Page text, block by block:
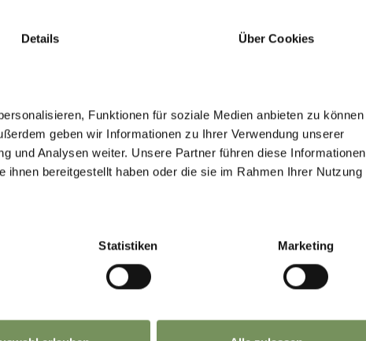
Details Über Cookies
Funktionen für soziale Medien anbieten zu können
geben wir Informationen zu Ihrer Verwendung unserer
und Analysen weiter. Unsere Partner führen diese Informationen
bereitgestellt haben oder die sie im Rahmen Ihrer Nutzung
Statistiken Marketing